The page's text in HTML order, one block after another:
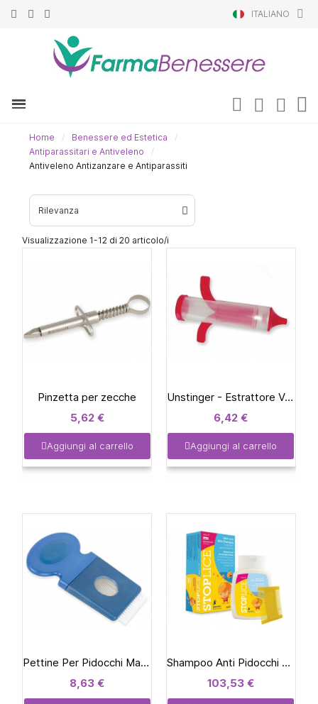
ITALIANO
Home
Benessere ed Estetica
Antiparassitari e Antiveleno
Antiveleno Antizanzare e Antiparassiti
Visualizzazione 1-12 di 20 articolo/i
Pinzetta per zecche
5,62 €
Aggiungi al carrello
Unstinger - Estrattore Veleno
6,42 €
Aggiungi al carrello
Pettine Per Pidocchi Manuale
8,63 €
Shampoo Anti Pidocchi - conf. 20 pz.
103,53 €